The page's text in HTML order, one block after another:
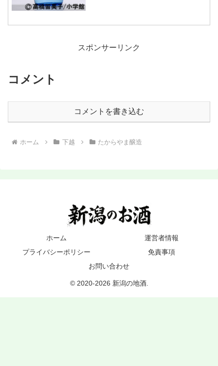
スポンサーリンク
コメント
コメントを書き込む
ホーム 下越 たからやま醸造
ホーム
運営者情報
プライバシーポリシー
免責事項
お問い合わせ
© 2020-2026 新潟の地酒.